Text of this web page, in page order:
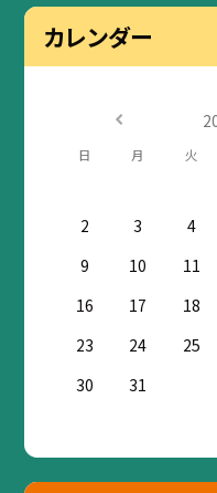
カレンダー
日 月 火
2
3 4
9
10 11
16
17 18
23
24 25
30
31